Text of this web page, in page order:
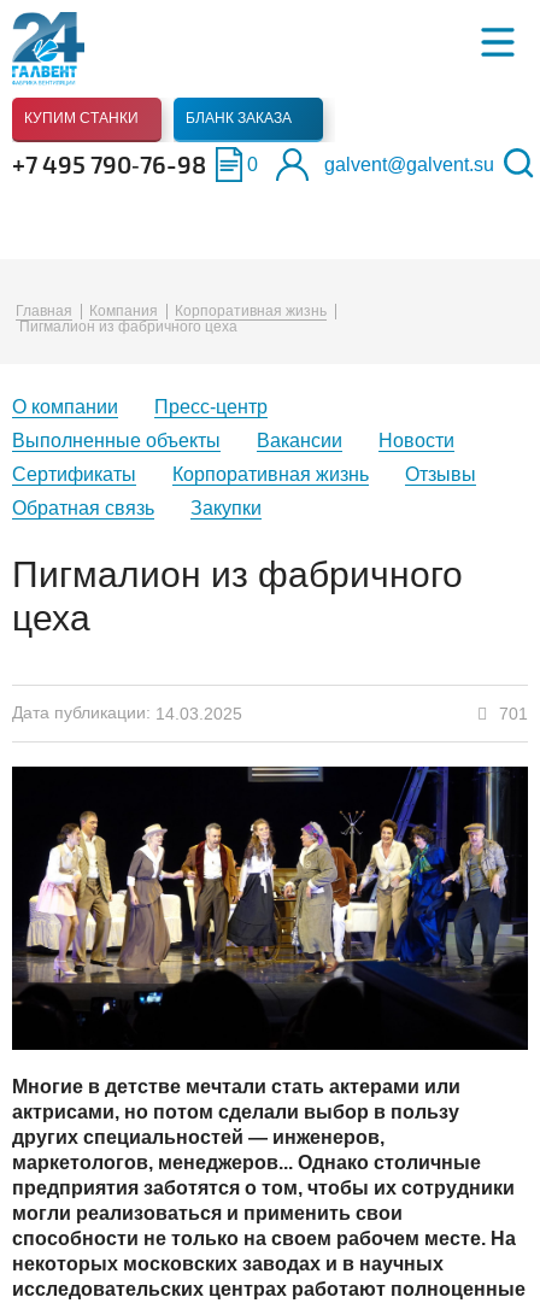
КУПИМ СТАНКИ БЛАНК ЗАКАЗА
+7 495 790‑76-98 0 galvent@galvent.su
Главная Компания
Корпоративная жизнь
Пигмалион из фабричного цеха
О компании
Пресс-центр
Выполненные объекты
Вакансии
Новости
Сертификаты
Корпоративная жизнь
Отзывы
Обратная связь
Закупки
Пигмалион из фабричного
цеха
Дата публикации: 14.03.2025 701
Многие в детстве мечтали стать актерами или
актрисами, но потом сделали выбор в пользу
других специальностей — инженеров,
маркетологов, менеджеров... Однако столичные
предприятия заботятся о том, чтобы их сотрудники
могли реализоваться и применить свои
способности не только на своем рабочем месте. На
некоторых московских заводах и в научных
исследовательских центрах работают полноценные